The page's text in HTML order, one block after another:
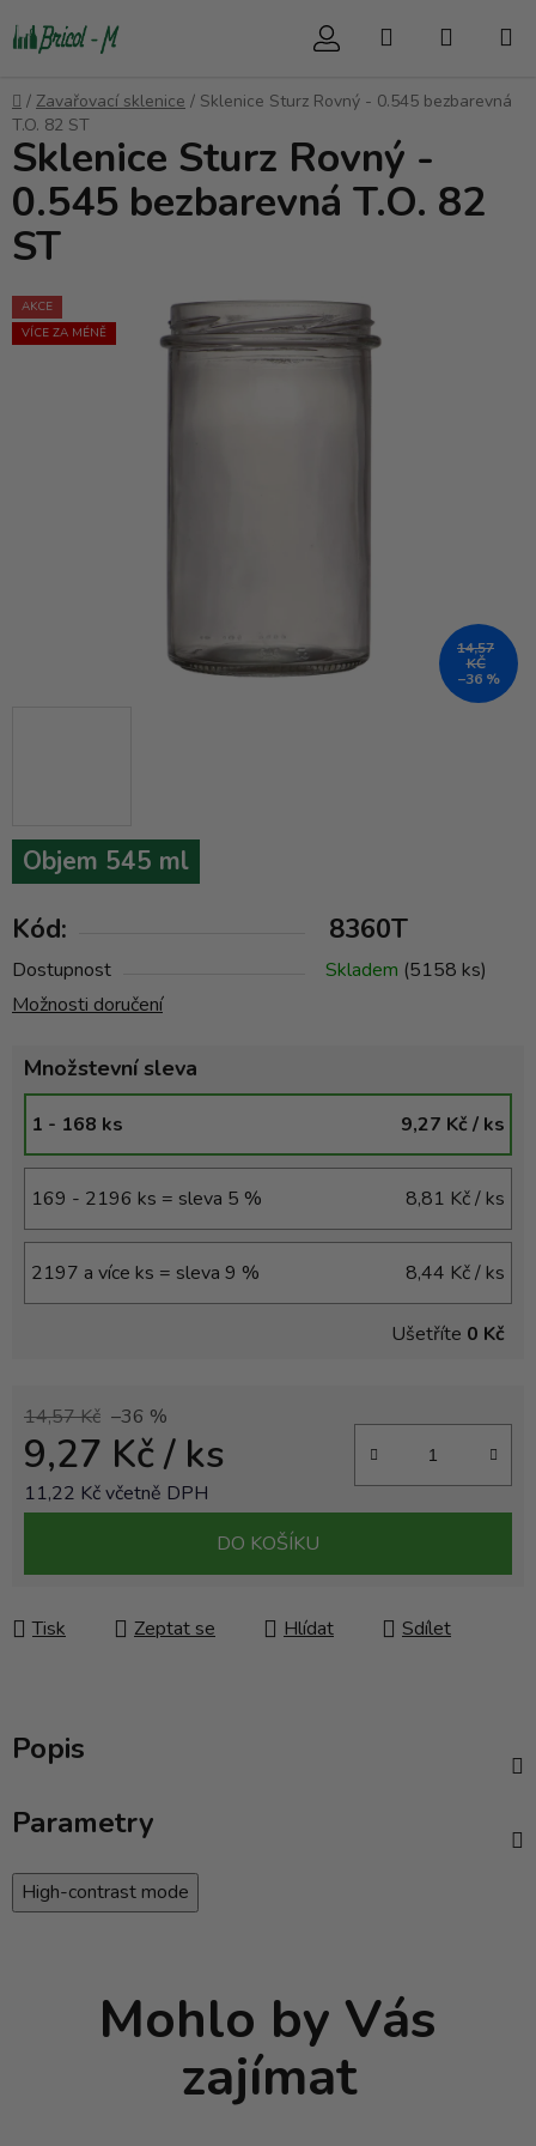
na
Hledat
Domů
/ Zavařovací sklenice / Sklenice Sturz Rovný - 0.545 bezbarevná
T.O. 82 ST
Objem 545 ml
Kód: 8360T
Dostupnost Skladem (5158 ks)
Možnosti doručení
Množstevní sleva
1 - 168 ks 9,27 Kč/ ks
169 - 2196 ks = sleva 5 % 8,81 Kč/ ks
2197 a více ks = sleva 9 % 8,44 Kč/ ks
Ušetříte 0 Kč
14,57 Kč –36 %
9,27 Kč/ ks
11,22 Kč včetně DPH
DO KOŠÍKU
Tisk Zeptat se Hlídat Sdílet
Sklenice Sturz Rovný -
0.545 bezbarevná T.O. 82
ST
AKCE
VÍCE ZA MÉNĚ
14,57
KČ
–36 %
Popis
Parametry
High-contrast mode
Mohlo by Vás
zajímat